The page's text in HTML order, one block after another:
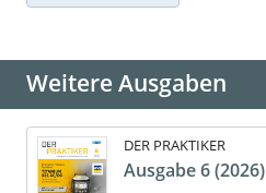
Weitere Ausgaben
DER PRAKTIKER
Ausgabe 6 (2026)